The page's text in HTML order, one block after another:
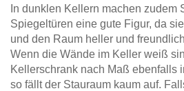
In dunklen Kellern machen zudem
Spiegeltüren eine gute Figur, da
und den Raum heller und
Wenn die Wände im Keller weiß
Kellerschrank nach Maß ebenfalls
so fällt der Stauraum kaum auf.